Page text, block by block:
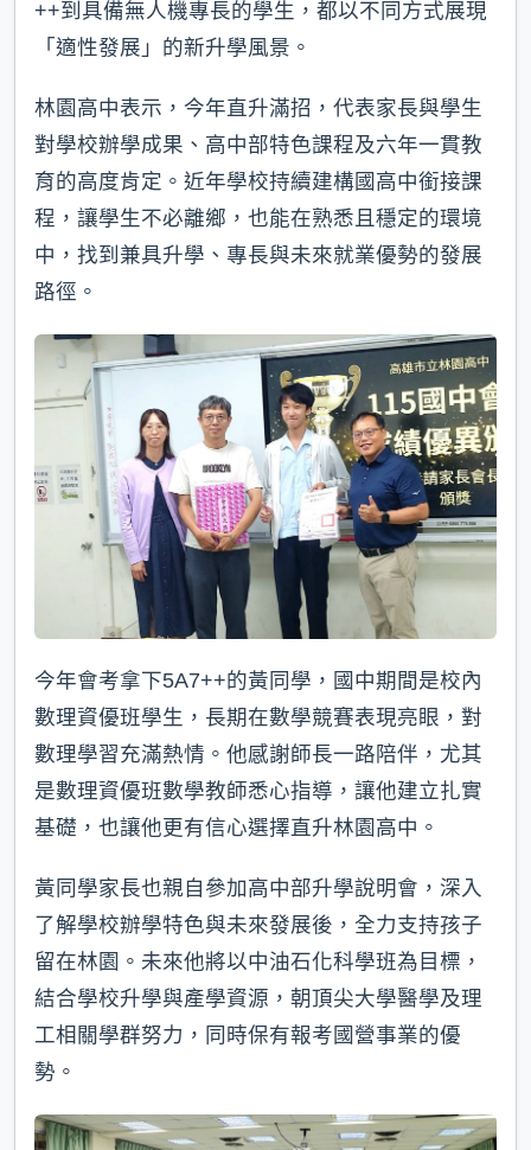
++到具備無人機專長的學生，都以不同方式展現
「適性發展」的新升學風景。
林園高中表示，今年直升滿招，代表家長與學生
對學校辦學成果、高中部特色課程及六年一貫教
育的高度肯定。近年學校持續建構國高中銜接課
程，讓學生不必離鄉，也能在熟悉且穩定的環境
中，找到兼具升學、專長與未來就業優勢的發展
路徑。
今年會考拿下5A7++的黃同學，國中期間是校內
數理資優班學生，長期在數學競賽表現亮眼，對
數理學習充滿熱情。他感謝師長一路陪伴，尤其
是數理資優班數學教師悉心指導，讓他建立扎實
基礎，也讓他更有信心選擇直升林園高中。
黃同學家長也親自參加高中部升學說明會，深入
了解學校辦學特色與未來發展後，全力支持孩子
留在林園。未來他將以中油石化科學班為目標，
結合學校升學與產學資源，朝頂尖大學醫學及理
工相關學群努力，同時保有報考國營事業的優
勢。